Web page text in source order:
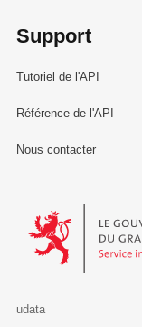
Support
Tutoriel de l'API
Référence de l'API
Nous contacter
Le Gouvernement
udata